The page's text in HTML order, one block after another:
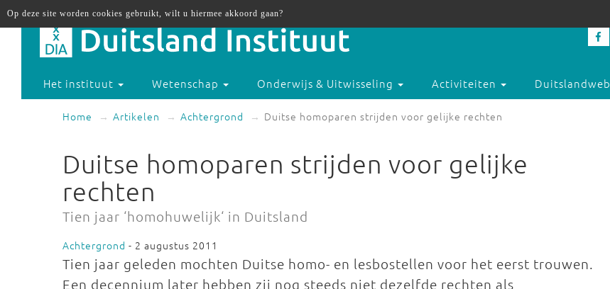
Het instituut Wetenschap Onderwijs & Uitwisseling Activiteiten Duitslandweb
Home Artikelen Achtergrond Duitse homoparen strijden voor gelijke rechten
Duitse homoparen strijden voor gelijke
rechten
Tien jaar ‘homohuwelijk‘ in Duitsland
Achtergrond - 2 augustus 2011
Tien jaar geleden mochten Duitse homo- en lesbostellen voor het eerst trouwen.
Een decennium later hebben zij nog steeds niet dezelfde rechten als
Op deze site worden cookies gebruikt, wilt u hiermee akkoord gaan?